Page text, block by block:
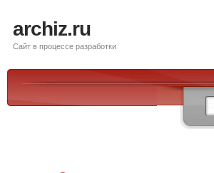
archiz.ru
Сайт в процессе разработки